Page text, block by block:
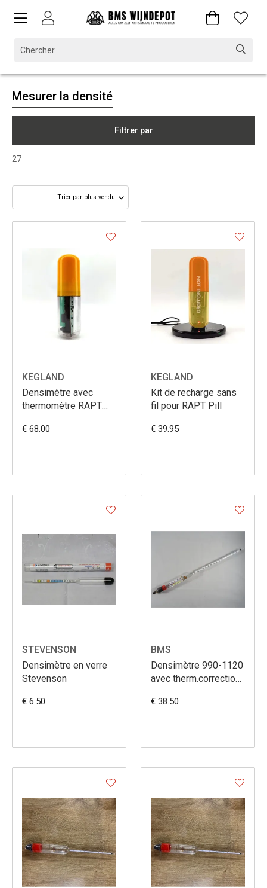
Mesurer la densité
Filtrer par
27
KEGLAND
Densimètre avec
thermomètre RAPT
€ 68.00
KEGLAND
Kit de recharge sans
fil pour RAPT Pill
€ 39.95
STEVENSON
Densimètre en verre
Stevenson
€ 6.50
BMS
Densimètre 990-1120
avec therm.correction
€ 38.50